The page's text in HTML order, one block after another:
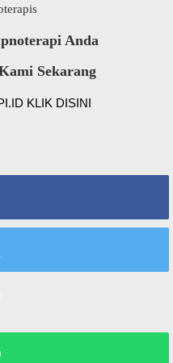
Anda
Sekarang
KLIK DISINI